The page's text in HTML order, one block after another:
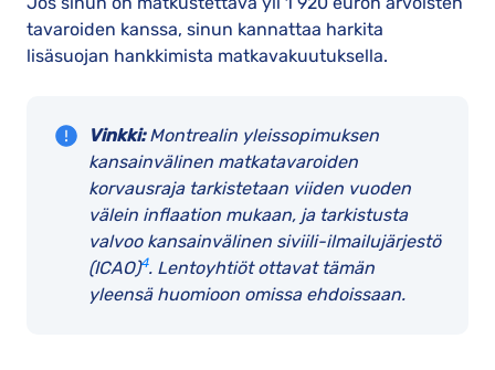
tavaroiden kanssa, sinun kannattaa harkita
lisäsuojan hankkimista matkavakuutuksella.
Vinkki:Montrealin yleissopimuksen
kansainvälinen matkatavaroiden
korvausraja tarkistetaan viiden vuoden
välein inflaation mukaan, ja tarkistusta
valvoo kansainvälinen siviili-ilmailujärjestö
(ICAO)4. Lentoyhtiöt ottavat tämän
yleensä huomioon omissa ehdoissaan.